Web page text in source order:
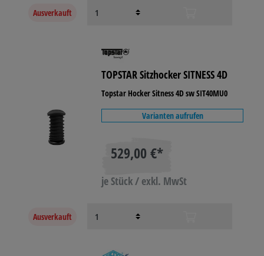
Ausverkauft
TOPSTAR Sitzhocker SITNESS 4D
Topstar Hocker Sitness 4D sw SIT40MU0
Varianten aufrufen
529,00 €*
je Stück / exkl. MwSt
Ausverkauft